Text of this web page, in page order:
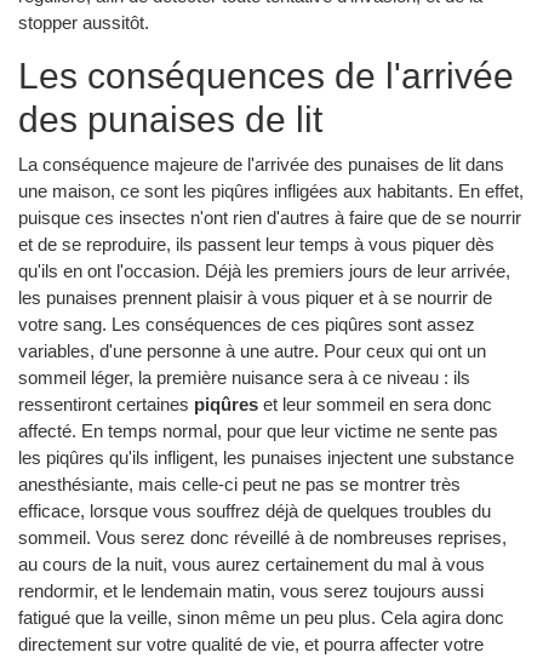
stopper aussitôt.
Les conséquences de l'arrivée
des punaises de lit
La conséquence majeure de l'arrivée des punaises de lit dans
une maison, ce sont les piqûres infligées aux habitants. En effet,
puisque ces insectes n'ont rien d'autres à faire que de se nourrir
et de se reproduire, ils passent leur temps à vous piquer dès
qu'ils en ont l'occasion. Déjà les premiers jours de leur arrivée,
les punaises prennent plaisir à vous piquer et à se nourrir de
votre sang. Les conséquences de ces piqûres sont assez
variables, d'une personne à une autre. Pour ceux qui ont un
sommeil léger, la première nuisance sera à ce niveau : ils
ressentiront certaines piqûres et leur sommeil en sera donc
affecté. En temps normal, pour que leur victime ne sente pas
les piqûres qu'ils infligent, les punaises injectent une substance
anesthésiante, mais celle-ci peut ne pas se montrer très
efficace, lorsque vous souffrez déjà de quelques troubles du
sommeil. Vous serez donc réveillé à de nombreuses reprises,
au cours de la nuit, vous aurez certainement du mal à vous
rendormir, et le lendemain matin, vous serez toujours aussi
fatigué que la veille, sinon même un peu plus. Cela agira donc
directement sur votre qualité de vie, et pourra affecter votre